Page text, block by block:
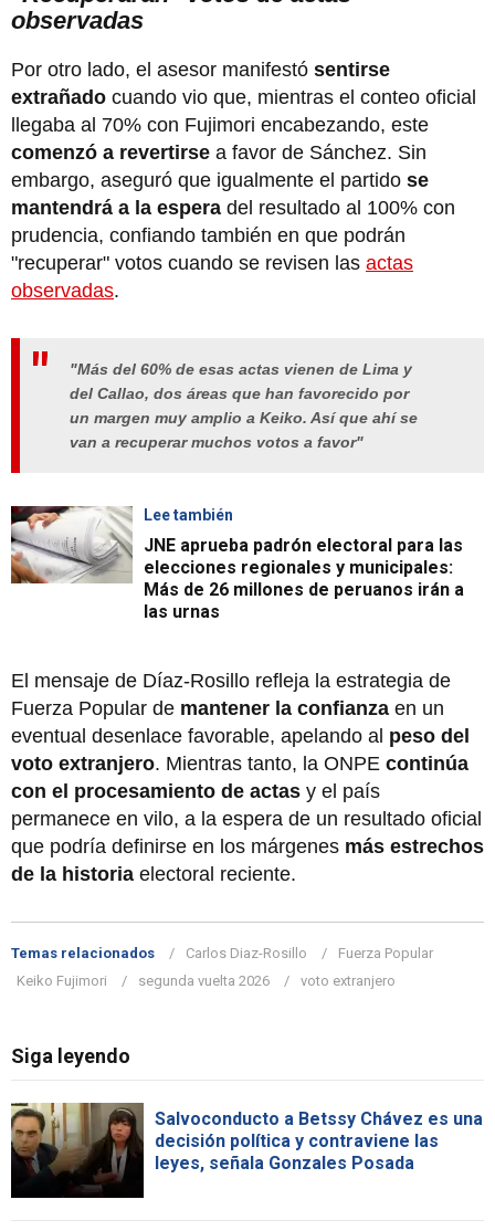
observadas
Por otro lado, el asesor manifestó sentirse
extrañado cuando vio que, mientras el conteo oficial
llegaba al 70% con Fujimori encabezando, este
comenzó a revertirse a favor de Sánchez. Sin
embargo, aseguró que igualmente el partido se
mantendrá a la espera del resultado al 100% con
prudencia, confiando también en que podrán
"recuperar" votos cuando se revisen las actas
observadas.
"Más del 60% de esas actas vienen de Lima y
del Callao, dos áreas que han favorecido por
un margen muy amplio a Keiko. Así que ahí se
van a recuperar muchos votos a favor"
Lee también
JNE aprueba padrón electoral para las
elecciones regionales y municipales:
Más de 26 millones de peruanos irán a
las urnas
El mensaje de Díaz-Rosillo refleja la estrategia de
Fuerza Popular de mantener la confianza en un
eventual desenlace favorable, apelando al peso del
voto extranjero. Mientras tanto, la ONPE continúa
con el procesamiento de actas y el país
permanece en vilo, a la espera de un resultado oficial
que podría definirse en los márgenes más estrechos
de la historia electoral reciente.
Temas relacionados Carlos Diaz-Rosillo
Fuerza Popular
Keiko Fujimori
segunda vuelta 2026 voto extranjero
Siga leyendo
Salvoconducto a Betssy Chávez es una
decisión política y contraviene las
leyes, señala Gonzales Posada